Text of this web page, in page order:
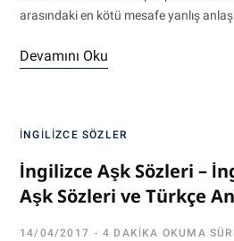
arasındaki en kötü mesafe yanlış
Devamını Oku
İNGILIZCE SÖZLER
İngilizce Aşk Sözleri –
Aşk Sözleri ve Türkçe
14/04/2017 4 DAKIKA OKUMA